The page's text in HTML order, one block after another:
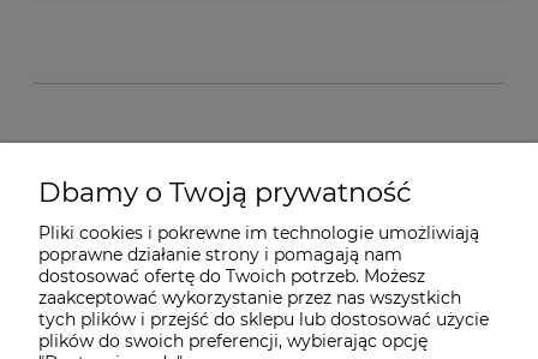
O nas
Dostawa i płatności
Pomoc
Dbamy o Twoją prywatność
Pliki cookies i pokrewne im technologie umożliwiają
poprawne działanie strony i pomagają nam
dostosować ofertę do Twoich potrzeb. Możesz
zaakceptować wykorzystanie przez nas wszystkich
tych plików i przejść do sklepu lub dostosować użycie
plików do swoich preferencji, wybierając opcję